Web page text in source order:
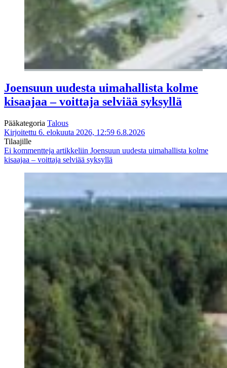
Joensuun uudesta uimahallista kolme
kisaajaa – voittaja selviää syksyllä
Pääkategoria Talous
Kirjoitettu 6. elokuuta 2026, 12:59 6.8.2026
Tilaajille
Ei kommentteja artikkeliin Joensuun uudesta uimahallista kolme
kisaajaa – voittaja selviää syksyllä